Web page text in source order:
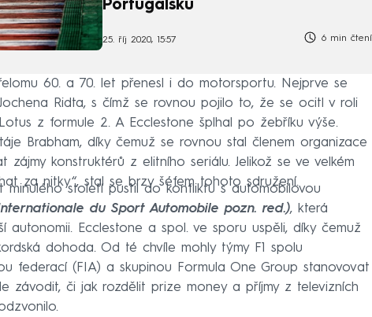
Portugalsku
25. říj 2020, 15:57 6 min čtení
60. a 70. let přenesl i do motorsportu. Nejprve se
Ridta, s čímž se rovnou pojilo to, že se ocitl v roli
z formule 2. A Ecclestone šplhal po žebříku výše.
Brabham, díky čemuž se rovnou stal členem organizace
zájmy konstruktérů z elitního seriálu. Jelikož se ve velkém
za nitky“, stal se brzy šéfem tohoto sdružení.
minulého století pustil do konfliktu s automobilovou
du Sport Automobile pozn. red.), která
autonomii. Ecclestone a spol. ve sporu uspěli, díky čemuž
dohoda. Od té chvíle mohly týmy F1 spolu
federací (FIA) a skupinou Formula One Group stanovovat
závodit, či jak rozdělit prize money a příjmy z televizních